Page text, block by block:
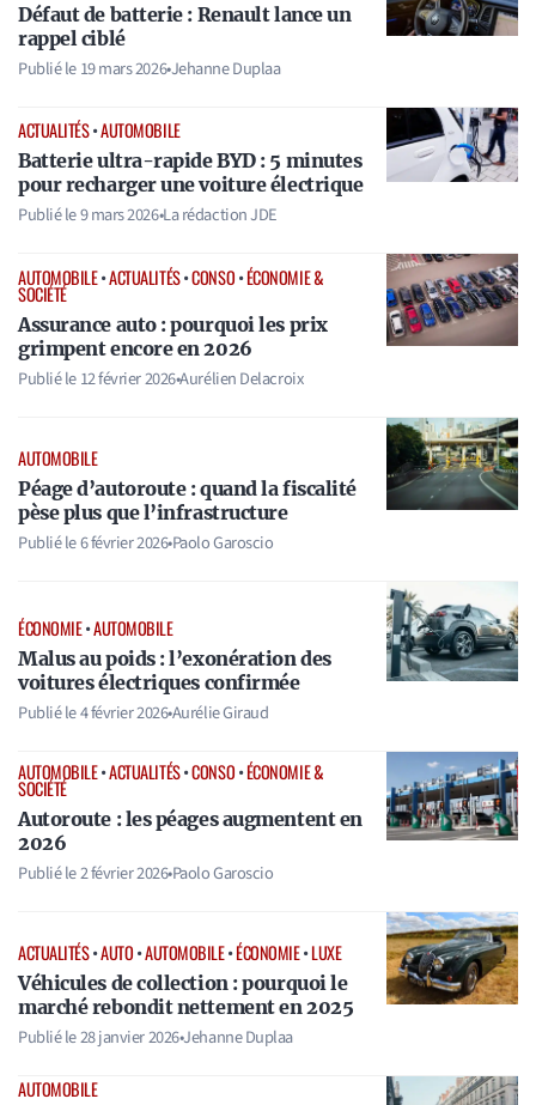
Défaut de batterie : Renault lance un
rappel ciblé
Publié le19 mars 2026•Jehanne Duplaa
ACTUALITÉS•AUTOMOBILE
Batterie ultra-rapide BYD : 5 minutes
pour recharger une voiture électrique
Publié le9 mars 2026•La rédaction JDE
AUTOMOBILE•ACTUALITÉS•CONSO•ÉCONOMIE &
SOCIÉTÉ
Assurance auto : pourquoi les prix
grimpent encore en 2026
Publié le12 février 2026•Aurélien Delacroix
AUTOMOBILE
Péage d’autoroute : quand la fiscalité
pèse plus que l’infrastructure
Publié le6 février 2026•Paolo Garoscio
ÉCONOMIE•AUTOMOBILE
Malus au poids : l’exonération des
voitures électriques confirmée
Publié le4 février 2026•Aurélie Giraud
AUTOMOBILE•ACTUALITÉS•CONSO•ÉCONOMIE &
SOCIÉTÉ
Autoroute : les péages augmentent en
2026
Publié le2 février 2026•Paolo Garoscio
ACTUALITÉS•AUTO•AUTOMOBILE•ÉCONOMIE•LUXE
Véhicules de collection : pourquoi le
marché rebondit nettement en 2025
Publié le28 janvier 2026•Jehanne Duplaa
AUTOMOBILE